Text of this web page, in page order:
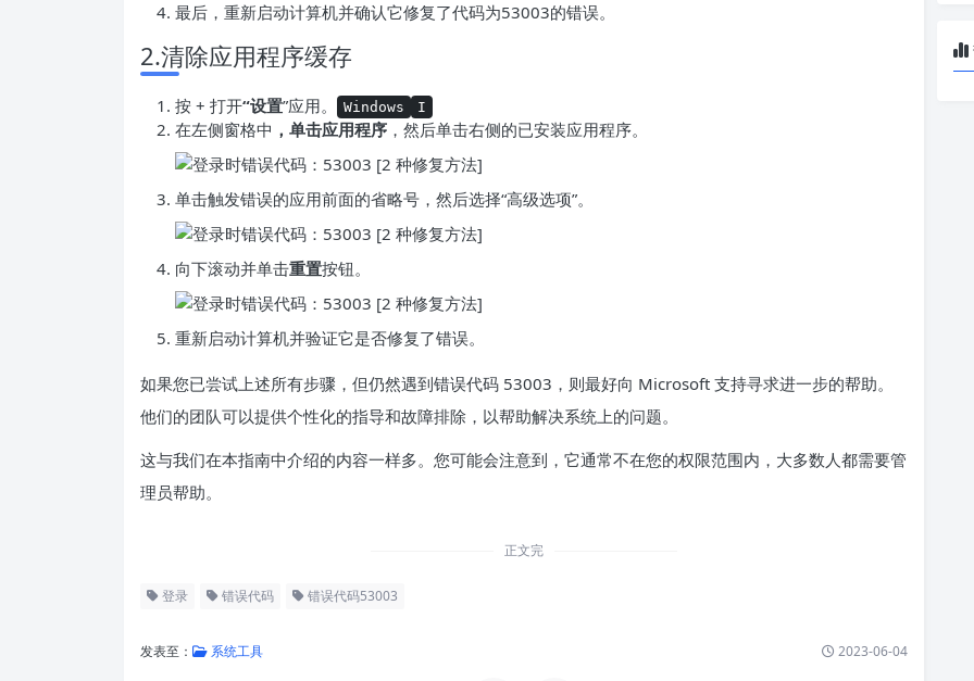
最后，重新启动计算机并确认它修复了代码为53003的错误。
2.清除应用程序缓存
按 + 打开“设置”应用。 Windows I
在左侧窗格中 ，单击应用程序 ，然后单击右侧的已安装应用程序。
单击触发错误的应用前面的省略号，然后选择“高级选项”。
向下滚动并单击重置按钮。
重新启动计算机并验证它是否修复了错误。
如果您已尝试上述所有步骤，但仍然遇到错误代码 53003，则最好向 Microsoft 支持寻求进一步的帮助。
他们的团队可以提供个性化的指导和故障排除，以帮助解决系统上的问题。
这与我们在本指南中介绍的内容一样多。您可能会注意到，它通常不在您的权限范围内，大多数人都需要管
理员帮助。
正文完
登录 错误代码 错误代码53003
发表至： 系统工具 2023-06-04